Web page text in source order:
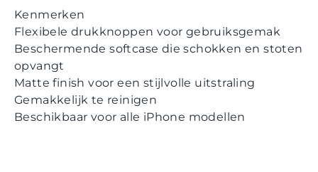
Kenmerken
Flexibele drukknoppen voor gebruiksgemak
Beschermende softcase die schokken en stoten
opvangt
Matte finish voor een stijlvolle uitstraling
Gemakkelijk te reinigen
Beschikbaar voor alle iPhone modellen